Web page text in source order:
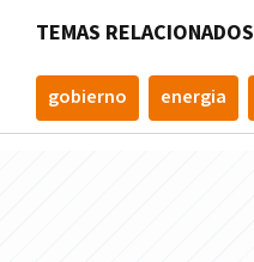
TEMAS RELACIONADOS
gobierno energia